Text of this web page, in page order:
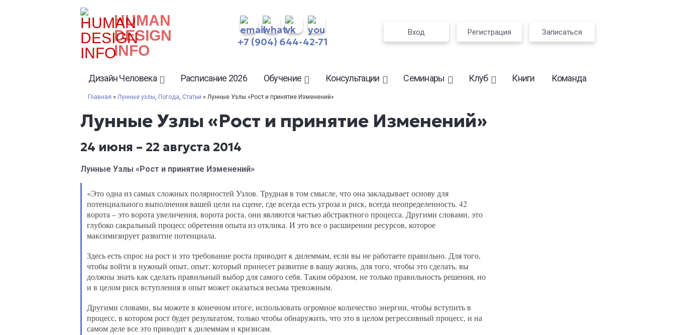
HUMAN
DESIGN
INFO
+7 (904) 644-42-71
Вход Регистрация Записаться
Дизайн Человека Расписание 2026 Обучение Консультации Семинары Клуб Книги Команда
Главная » Лунные узлы, Погода, Статьи » Лунные Узлы «Рост и принятие Изменений»
Лунные Узлы «Рост и принятие Изменений»
24 июня – 22 августа 2014
Лунные Узлы «Рост и принятие Изменений»
«Это одна из самых сложных полярностей Узлов. Трудная в том смысле, что она закладывает основу для
потенциального выполнения вашей цели на сцене, где всегда есть угроза и риск, всегда неопределенность. 42
ворота – это ворота увеличения, ворота роста, они являются частью абстрактного процесса. Другими словами, это
глубоко сакральный процесс обретения опыта из отклика. И это все о расширении ресурсов, которое
максимизирует развитие потенциала.
Здесь есть спрос на рост и это требование роста приводит к дилеммам, если вы не работаете правильно. Для того,
чтобы войти в нужный опыт, опыт, который принесет развитие в вашу жизнь, для того, чтобы это сделать, вы
должны знать как сделать правильный выбор для самого себя. Таким образом, не только правильность решения, но
и в целом риск вступления в опыт может оказаться весьма тревожным.
Другими словами, вы можете в конечном итоге, использовать огромное количество энергии, чтобы вступить в
процесс, в котором рост будет результатом, только чтобы обнаружить, что это в целом регрессивный процесс, и на
самом деле все это приводит к дилеммам и кризисам.